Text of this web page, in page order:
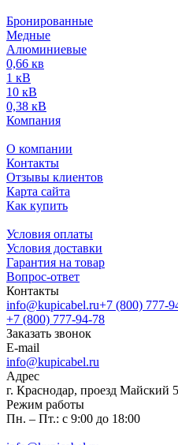
Бронированные
Медные
Алюминиевые
0,66 кв
1 кВ
10 кВ
0,38 кВ
Компания
О компании
Контакты
Отзывы клиентов
Карта сайта
Как купить
Условия оплаты
Условия доставки
Гарантия на товар
Вопрос-ответ
Контакты
info@kupicabel.ru+7 (800) 777-
+7 (800) 777-94-78
Заказать звонок
E-mail
info@kupicabel.ru
Адрес
г. Краснодар, проезд Майский 5
Режим работы
Пн. – Пт.: с 9:00 до 18:00